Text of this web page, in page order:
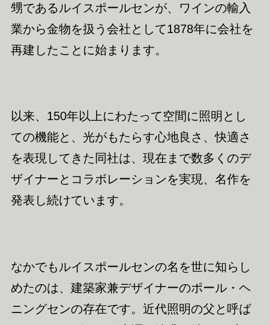
甥であるルイスポールセンが、ワインの輸入
業から金物を扱う会社として1878年に会社を
再建したことに始まります。
以来、150年以上にわたって空間に照明とし
ての機能と、光がもたらす心地良さ、快適さ
を表現してきた同社は、現在まで数多くのデ
ザイナーとコラボレーションを実現、名作を
発表し続けています。
なかでもルイスポールセンの名を世に知らし
めたのは、建築家兼デザイナーのポール・ヘ
ニングセンの存在です。近代照明の父と呼ば